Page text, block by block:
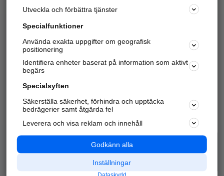
Marknadsför företaget
Kom igång och annonsera mot
samarbetspartners nära dig.
Alla kategorier
Populära sökningar
API & Kartor
Annonsera
Integritet
Nödnummer
Utveckla och förbättra tjänster
Specialfunktioner
Använda exakta uppgifter om geografisk
positionering
Identifiera enheter baserat på information som aktivt
begärs
Specialsyften
Säkerställa säkerhet, förhindra och upptäcka
bedrägerier samt åtgärda fel
Leverera och visa reklam och innehåll
Godkänn alla
Inställningar
Dataskydd